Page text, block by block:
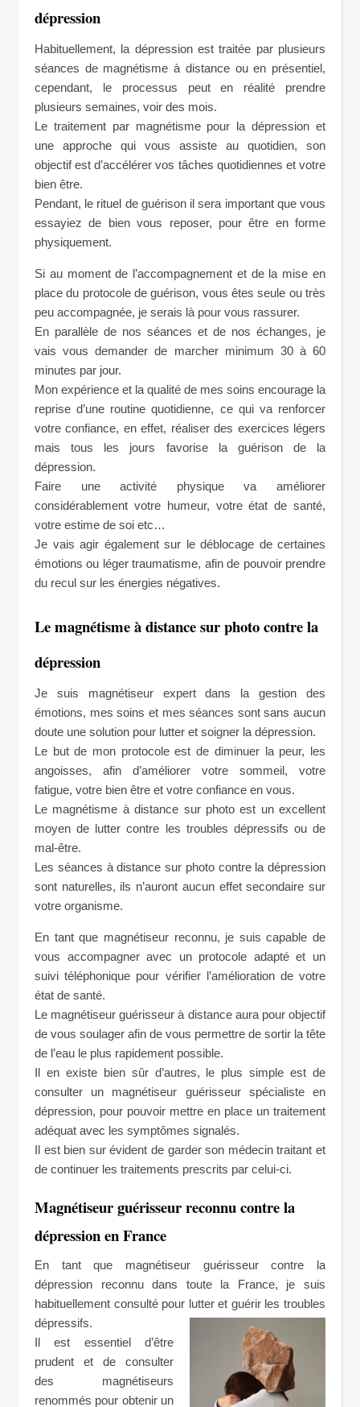
dépression
Habituellement, la dépression est traitée par plusieurs
séances de magnétisme à distance ou en présentiel,
cependant, le processus peut en réalité prendre
plusieurs semaines, voir des mois.
Le traitement par magnétisme pour la dépression et
une approche qui vous assiste au quotidien, son
objectif est d’accélérer vos tâches quotidiennes et votre
bien être.
Pendant, le rituel de guérison il sera important que vous
essayiez de bien vous reposer, pour être en forme
physiquement.
Si au moment de l’accompagnement et de la mise en
place du protocole de guérison, vous êtes seule ou très
peu accompagnée, je serais là pour vous rassurer.
En parallèle de nos séances et de nos échanges, je
vais vous demander de marcher minimum 30 à 60
minutes par jour.
Mon expérience et la qualité de mes soins encourage la
reprise d’une routine quotidienne, ce qui va renforcer
votre confiance, en effet, réaliser des exercices légers
mais tous les jours favorise la guérison de la
dépression.
Faire une activité physique va améliorer
considérablement votre humeur, votre état de santé,
votre estime de soi etc…
Je vais agir également sur le déblocage de certaines
émotions ou léger traumatisme, afin de pouvoir prendre
du recul sur les énergies négatives.
Le magnétisme à distance sur photo contre la
dépression
Je suis magnétiseur expert dans la gestion des
émotions, mes soins et mes séances sont sans aucun
doute une solution pour lutter et soigner la dépression.
Le but de mon protocole est de diminuer la peur, les
angoisses, afin d’améliorer votre sommeil, votre
fatigue, votre bien être et votre confiance en vous.
Le magnétisme à distance sur photo est un excellent
moyen de lutter contre les troubles dépressifs ou de
mal-être.
Les séances à distance sur photo contre la dépression
sont naturelles, ils n’auront aucun effet secondaire sur
votre organisme.
En tant que magnétiseur reconnu, je suis capable de
vous accompagner avec un protocole adapté et un
suivi téléphonique pour vérifier l’amélioration de votre
état de santé.
Le magnétiseur guérisseur à distance aura pour objectif
de vous soulager afin de vous permettre de sortir la tête
de l’eau le plus rapidement possible.
Il en existe bien sûr d’autres, le plus simple est de
consulter un magnétiseur guérisseur spécialiste en
dépression, pour pouvoir mettre en place un traitement
adéquat avec les symptômes signalés.
Il est bien sur évident de garder son médecin traitant et
de continuer les traitements prescrits par celui-ci.
Magnétiseur guérisseur reconnu contre la
dépression en France
En tant que magnétiseur guérisseur contre la
dépression reconnu dans toute la France, je suis
habituellement consulté pour lutter et guérir les troubles
dépressifs.
Il est essentiel d’être
prudent et de consulter
des magnétiseurs
renommés pour obtenir un